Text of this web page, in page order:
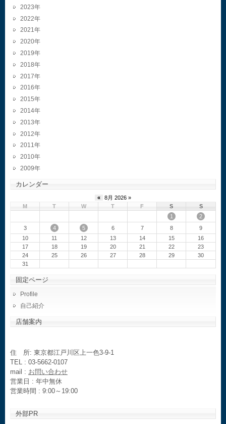
2023
2022
2021
2020
2019
2018
2017
2016
2015
2014
2013
2012
2011
2010
2009
カレンダー
«
8月 2026 »
M
T W T F S
S
1
2
3
4 5 6 7 8
9
10
11 12 13 14 15
16
17
18 19 20 21 22
23
24
25 26 27 28 29
30
31
固定ページ
Profile
自己紹介
店舗案内
住 所: 東京都江戸川区上一色3-9-1
TEL : 03-5662-0107
mail : お問い合わせ
営業日 : 年中無休
営業時間 : 9:00～19:00
外部PR